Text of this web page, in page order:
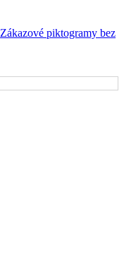
Zákazové piktogramy bez